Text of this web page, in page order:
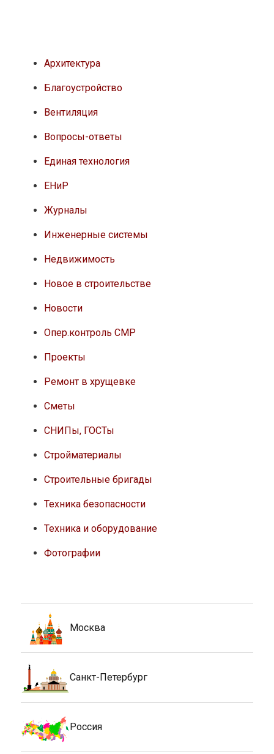
Архитектура
Благоустройство
Вентиляция
Вопросы-ответы
Единая технология
ЕНиР
Журналы
Инженерные системы
Недвижимость
Новое в строительстве
Новости
Опер.контроль СМР
Проекты
Ремонт в хрущевке
Сметы
СНИПы, ГОСТы
Стройматериалы
Строительные бригады
Техника безопасности
Техника и оборудование
Фотографии
Москва
Санкт-Петербург
Россия